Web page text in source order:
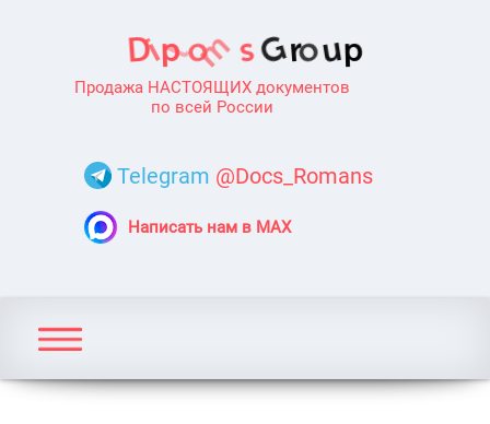
Продажа НАСТОЯЩИХ документов
по всей России
Telegram @Docs_Romans
Написать нам в MAX